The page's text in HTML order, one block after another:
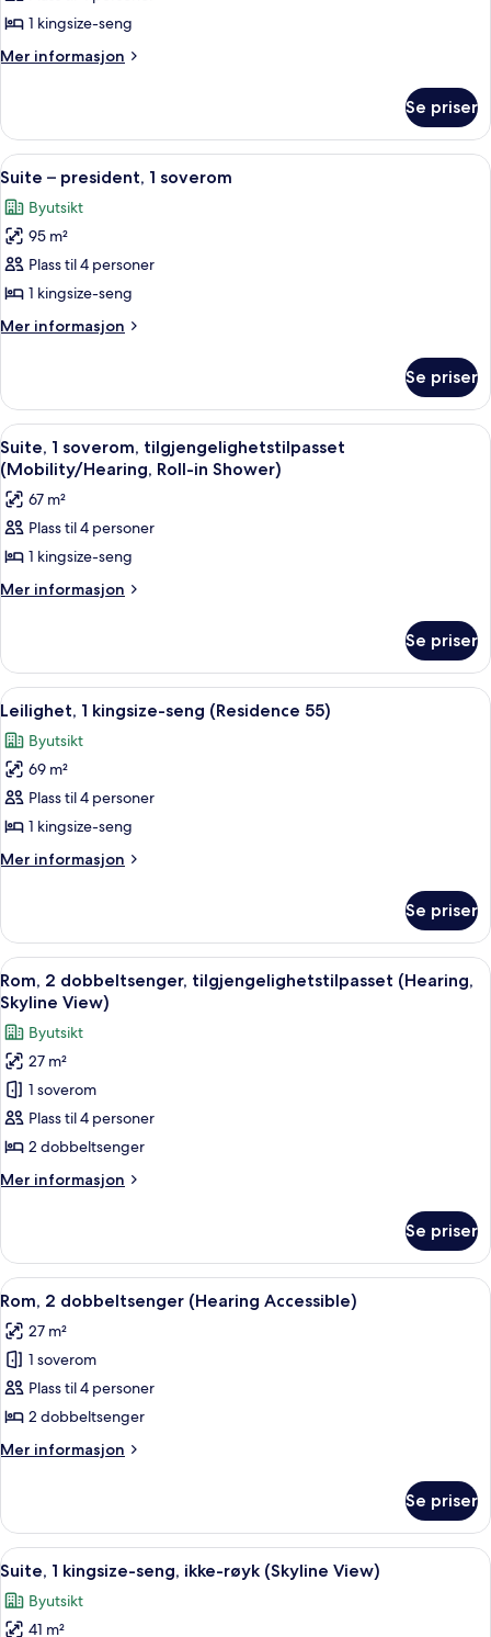
soverom
Suite)
1 kingsize-seng
Mer informasjon
Mer
1
soverom
(Skyline
Se priser
Åpne
alle
bildene
av
Suite
–
president,
1
Suite – president, 1 soverom |
5
Suite – president, 1 soverom
Byutsikt
95 m²
Plass til 4 personer
1 kingsize-seng
Mer informasjon
Mer
–
president,
1
soverom
Se priser
Åpne
alle
bildene
av
Suite,
1
soverom,
Roll-
in
Shower)
Suite, 1 soverom,
2
Suite, 1 soverom, tilgjengelighetstilpasset
(Mobility/Hearing, Roll-in Shower)
67 m²
Plass til 4 personer
1 kingsize-seng
Mer informasjon
Mer
1
soverom,
tilgjengelighetstilpasset
(Mobility/Hearing,
Roll-
in
Se priser
Åpne
alle
bildene
av
Leilighet,
1
kingsize-
seng
55)
Leilighet, 1 kingsize-seng
6
Leilighet, 1 kingsize-seng (Residence 55)
Byutsikt
69 m²
Plass til 4 personer
1 kingsize-seng
Mer informasjon
Mer
1
kingsize-
seng
(Residence
55)
Se priser
Åpne
alle
bildene
av
Rom,
2
dobbeltsenger,
tilgjengelighetstilpasset
(Hearing,
Skyline
Sengetøy av topp kvalitet, dundyner
5
Rom, 2 dobbeltsenger, tilgjengelighetstilpasset (Hearing,
Skyline View)
Byutsikt
27 m²
1 soverom
Plass til 4 personer
2 dobbeltsenger
Mer informasjon
Mer
2
dobbeltsenger,
tilgjengelighetstilpasset
Skyline
View)
Se priser
Åpne
alle
bildene
av
Rom,
2
dobbeltsenger
(Hearing
Rom, 2 dobbeltsenger (Hearing
4
Rom, 2 dobbeltsenger (Hearing Accessible)
27 m²
1 soverom
Plass til 4 personer
2 dobbeltsenger
Mer informasjon
Mer
2
dobbeltsenger
(Hearing
Se priser
Åpne
alle
bildene
En 49-tommers LCD-TV med
4
Suite, 1 kingsize-seng, ikke-røyk (Skyline View)
Byutsikt
41 m²